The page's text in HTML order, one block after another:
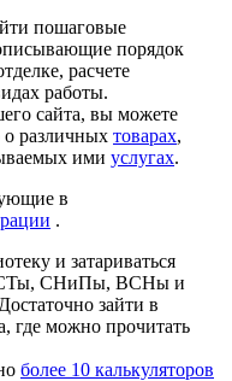
пошаговые
порядок
расчете
работы.
сайта, вы можете
различных товарах,
ими услугах.
в
.
и затариваться
СНиПы, ВСНы и
зайти в
где можно прочитать
более 10 калькуляторов